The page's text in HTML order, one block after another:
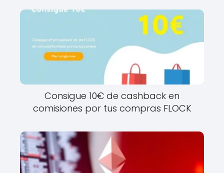
Consigue 10€ de cashback en
comisiones por tus compras FLOCK